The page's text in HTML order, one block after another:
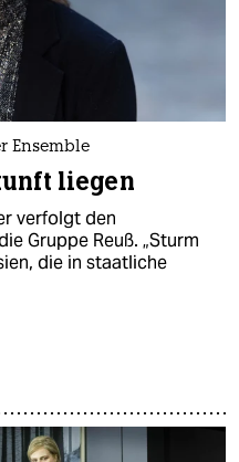
Ensemble
liegen
verfolgt den
Gruppe Reuß. „Sturm
die in staatliche